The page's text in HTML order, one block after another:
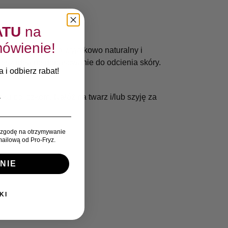
zapewnia wyjątkowo naturalny i
idealne dopasowanie do odcienia skóry.
policzkom. Nałóż na twarz i/lub szyję za
na
i odbierz rabat!
na otrzymywanie
od Pro-Fryz.